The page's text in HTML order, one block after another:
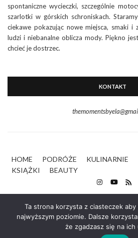
spontaniczne wycieczki, szczególnie
szarlotki w górskich schroniskach.
ciekawe pokazując nowe miejsca, smaki i
ludzi i niebanalne oblicza mody. Piękno
chcieć je dostrzec.
KONTAKT
HOME PODRÓŻE KULINARNIE
KSIĄŻKI
BEAUTY
Ta strona korzysta z ciasteczek aby
najwyższym poziomie. Dalsze
że zgadzasz się na ich